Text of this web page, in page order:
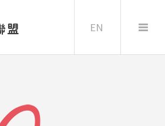
盟 EN